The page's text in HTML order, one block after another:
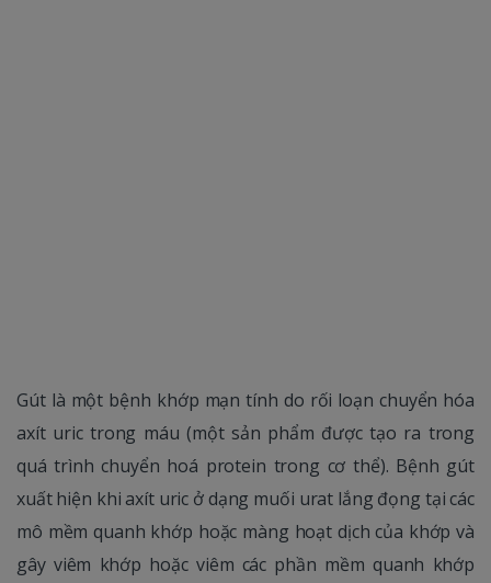
Gút là một bệnh khớp mạn tính do rối loạn chuyển hóa
axít uric trong máu (một sản phẩm được tạo ra trong
quá trình chuyển hoá protein trong cơ thể). Bệnh gút
xuất hiện khi axít uric ở dạng muối urat lắng đọng tại các
mô mềm quanh khớp hoặc màng hoạt dịch của khớp và
gây viêm khớp hoặc viêm các phần mềm quanh khớp